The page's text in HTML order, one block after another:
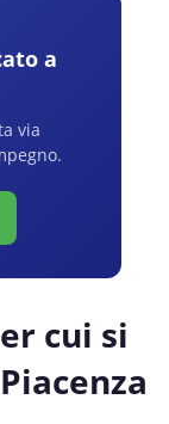
a
via
cui si
Piacenza